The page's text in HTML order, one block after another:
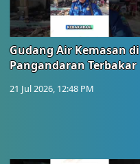
Gudang Air Kemasan di
Pangandaran Terbakar
21 Jul 2026, 12:48 PM